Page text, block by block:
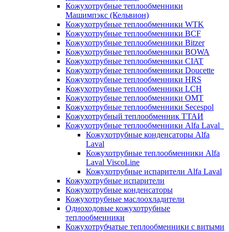
Кожухотрубные теплообменники
Машимпэкс (Кельвион)
Кожухотрубные теплообменники WTK
Кожухотрубные теплообменники BCF
Кожухотрубные теплообменники Bitzer
Кожухотрубные теплообменники BOWA
Кожухотрубные теплообменники CIAT
Кожухотрубные теплообменники Doucette
Кожухотрубные теплообменники HRS
Кожухотрубные теплообменники LCH
Кожухотрубные теплообменники OMT
Кожухотрубные теплообменники Secespol
Кожухотрубный теплообменник ТТАИ
Кожухотрубные теплообменники Alfa Laval
Кожухотрубные конденсаторы Alfa
Laval
Кожухотрубные теплообменники Alfa
Laval ViscoLine
Кожухотрубные испарители Alfa Laval
Кожухотрубные испарители
Кожухотрубные конденсаторы
Кожухотрубные маслоохладители
Одноходовые кожухотрубные
теплообменники
Кожухотрубчатые теплообменники с витыми